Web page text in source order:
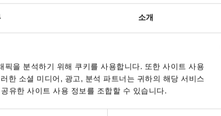
소개
을 분석하기 위해 쿠키를 사용합니다. 또한 사이트 사용
한 소셜 미디어, 광고, 분석 파트너는 귀하의 해당 서비스
유한 사이트 사용 정보를 조합할 수 있습니다.
K
대
확정
7~9 영업일
27일 이상